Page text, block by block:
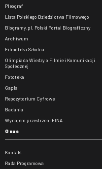
Pleograf
Lista Polskiego Dziedzictwa Filmowego
Biogramy.pl. Polski Portal Biograficzny
Archiwum
Filmoteka Szkolna
Olimpiada Wiedzy o Filmie i Komunikacji
Społecznej
Fototeka
Gapla
Repozytorium Cyfrowe
Badania
Wynajem przestrzeni FINA
O nas
Kontakt
Rada Programowa